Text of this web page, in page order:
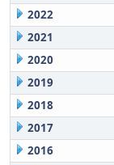
2022
2021
2020
2019
2018
2017
2016